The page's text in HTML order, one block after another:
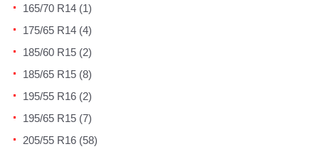
165/70 R14 (1)
175/65 R14 (4)
185/60 R15 (2)
185/65 R15 (8)
195/55 R16 (2)
195/65 R15 (7)
205/55 R16 (58)